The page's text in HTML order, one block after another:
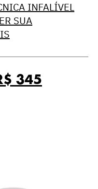
INFALÍVEL
SUA
345